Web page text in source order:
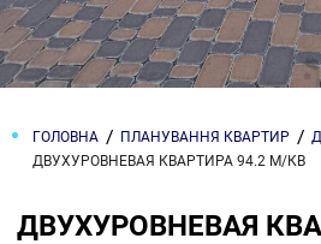
ГОЛОВНА ПЛАНУВАННЯ КВАРТИР
ДВУХУРОВНЕВАЯ КВАРТИРА 94.2 М/КВ
ДВУХУРОВНЕВАЯ